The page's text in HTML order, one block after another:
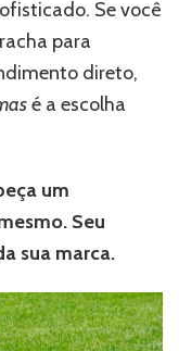
Se você
para
direto,
é a escolha
um
Seu
sua marca.